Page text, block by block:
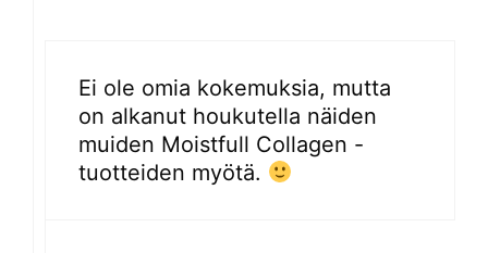
Ei ole omia kokemuksia, mutta
on alkanut houkutella näiden
muiden Moistfull Collagen -
tuotteiden myötä.